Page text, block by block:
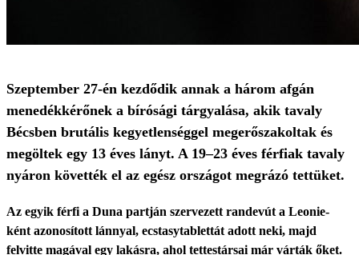
Szeptember 27-én kezdődik annak a három afgán
menedékkérőnek a bírósági tárgyalása, akik tavaly
Bécsben brutális kegyetlenséggel megerőszakoltak és
megöltek egy 13 éves lányt. A 19–23 éves férfiak tavaly
nyáron követték el az egész országot megrázó tettüket.
Az egyik férfi a Duna partján szervezett randevút a Leonie-
ként azonosított lánnyal, ecstasytablettát adott neki, majd
felvitte magával egy lakásra, ahol tettestársai már várták őket.